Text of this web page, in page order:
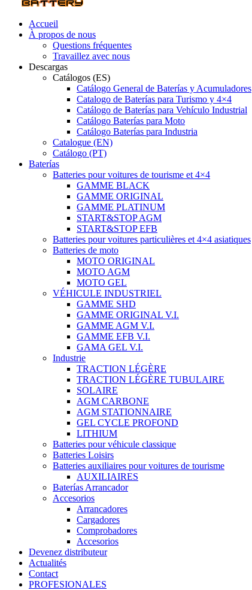
Accueil
À propos de nous
Questions fréquentes
Travaillez avec nous
Descargas
Catálogos (ES)
Catálogo General de Baterías y Acumuladores
Catalogo de Baterías para Turismo y 4×4
Catálogo de Baterías para Vehículo Industrial
Catálogo Baterías para Moto
Catálogo Baterías para Industria
Catalogue (EN)
Catálogo (PT)
Baterías
Batteries pour voitures de tourisme et 4×4
GAMME BLACK
GAMME ORIGINAL
GAMME PLATINUM
START&STOP AGM
START&STOP EFB
Batteries pour voitures particulières et 4×4 asiatiques
Batteries de moto
MOTO ORIGINAL
MOTO AGM
MOTO GEL
VÉHICULE INDUSTRIEL
GAMME SHD
GAMME ORIGINAL V.I.
GAMME AGM V.I.
GAMME EFB V.I.
GAMA GEL V.I.
Industrie
TRACTION LÉGÈRE
TRACTION LÉGÈRE TUBULAIRE
SOLAIRE
AGM CARBONE
AGM STATIONNAIRE
GEL CYCLE PROFOND
LITHIUM
Batteries pour véhicule classique
Batteries Loisirs
Batteries auxiliaires pour voitures de tourisme
AUXILIAIRES
Baterías Arrancador
Accesorios
Arrancadores
Cargadores
Comprobadores
Accesorios
Devenez distributeur
Actualités
Contact
PROFESIONALES